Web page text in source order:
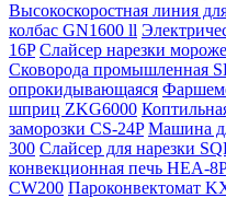
Высокоскоростная линия
колбас GN1600 ll
16P Слайсер нарезки
Сковорода промышленная
опрокидывающаяся
шприц ZKG6000
заморозки CS-24P Машина
300 Слайсер для нарезки
конвекционная печь HEA-8P
CW200 Пароконвектомат